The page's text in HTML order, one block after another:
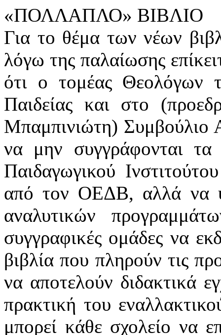
«ΠΟΛΛΑΠΛΟ» ΒΙΒΛΙΟ
Για το θέμα των νέων
λόγω της παλαίωσης
ότι ο τομέας Θεολόγων
Παιδείας και στο
Μπαμπινιώτη) Συμβούλιο
να μην συγγράφονται τα
Παιδαγωγικού
από τον ΟΕΔΒ, αλλά να
αναλυτικών
συγγραφικές ομάδες να
βιβλία που πληρούν τις
να αποτελούν διδακτικά
πρακτική του
μπορεί κάθε σχολείο να